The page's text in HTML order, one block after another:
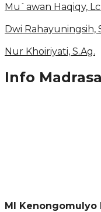
Mu`awan Haqiqy, Lc.
Dwi Rahayuningsih,
Nur Khoiriyati, S.Ag.
Info
MI Kenongomulyo